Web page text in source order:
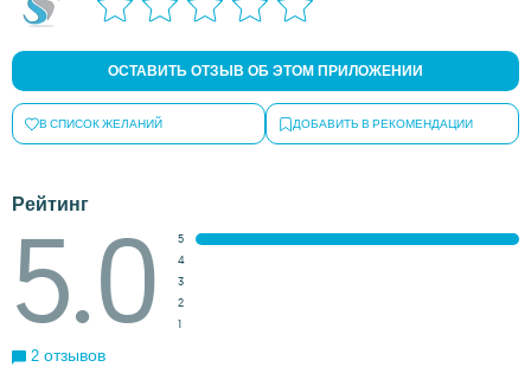
ОСТАВИТЬ ОТЗЫВ ОБ ЭТОМ ПРИЛОЖЕНИИ
В СПИСОК ЖЕЛАНИЙ ДОБАВИТЬ В РЕКОМЕНДАЦИИ
Рейтинг
5.0
5
4
3
2
1
2 отзывов